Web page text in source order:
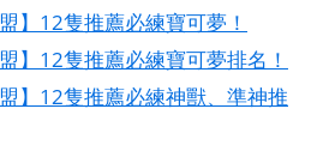
】12隻推薦必練寶可夢！
盟】12隻推薦必練寶可夢排名！
盟】12隻推薦必練神獸、準神推